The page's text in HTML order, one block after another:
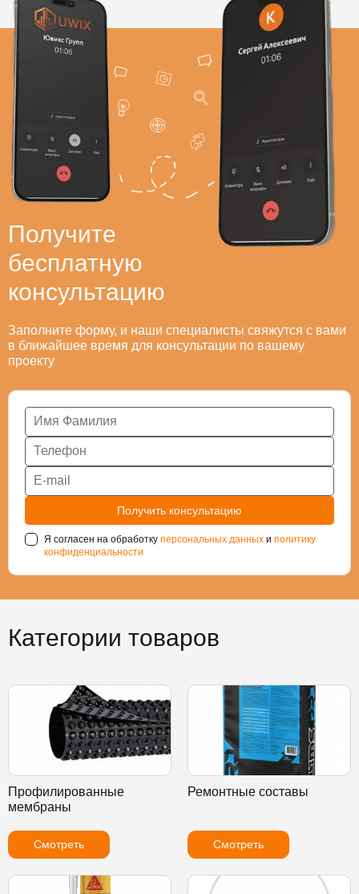
Получите
бесплатную
консультацию
Заполните форму, и наши специалисты свяжутся с вами
в ближайшее время для консультации по вашему
проекту
Я согласен на обработку персональных данных и политику
конфиденциальности
Категории товаров
Профилированные
мембраны
Смотреть
Ремонтные составы
Смотреть